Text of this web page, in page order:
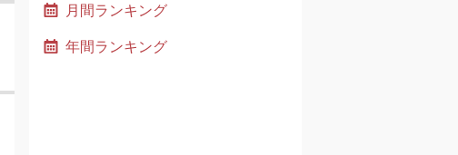
月間ランキング
年間ランキング